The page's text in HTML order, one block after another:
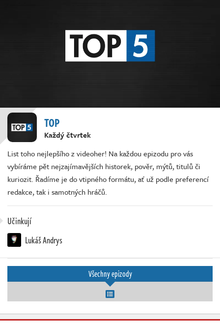
TOP
Každý čtvrtek
List toho nejlepšího z videoher! Na každou epizodu pro vás
vybíráme pět nejzajímavějších historek, pověr, mýtů, titulů či
kuriozit. Řadíme je do vtipného formátu, ať už podle preferencí
redakce, tak i samotných hráčů.
Učinkují
Lukáš Andrys
Všechny epizody